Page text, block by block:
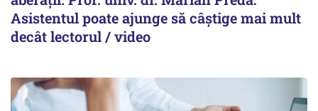
Asistentul poate ajunge să câștige mai mult
decât lectorul / video